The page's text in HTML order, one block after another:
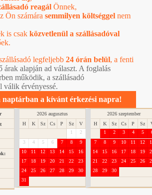
reagál Önnek,
Ön számára semmilyen költséggel nem
is csak közvetlenül a szállásadóval
legfeljebb 24 órán belül, a fenti
árak alapján ad választ. A foglalás
működik, a szállásadó
válik érvényessé.
a kívánt érkezési napra!
2026 augusztus
H
K Sz Cs P Sz
V
1
2
3
4 5 6 7 8
9
10
11 12 13 14 15
16
17
18 19 20 21 22
23
24
25 26 27 28 29
30
31
2026 szeptember
H
K Sz Cs P Sz
1
2 3 4 5
7
8 9 10 11 12
14
15 16 17 18 19
21
22 23 24 25 26
28
29 30